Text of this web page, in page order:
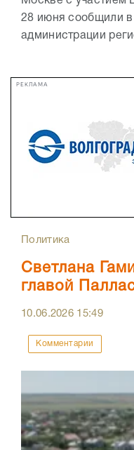
28 июня сообщили
администрации
РЕКЛАМА
Политика
Светлана
главой
10.06.2026 15:49
Комментарии